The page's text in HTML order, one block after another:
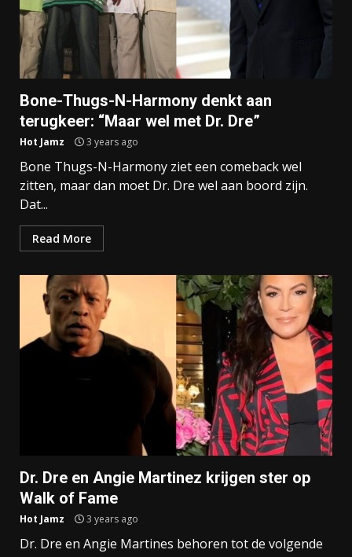
Bone-Thugs-N-Harmony denkt aan
terugkeer: “Maar wel met Dr. Dre”
Hot Jamz 3 years ago
Bone Thugs-N-Harmony ziet een comeback wel
zitten, maar dan moet Dr. Dre wel aan boord zijn.
Dat...
Read More
Dr. Dre en Angie Martinez krijgen ster op
Walk of Fame
Hot Jamz 3 years ago
Dr. Dre en Angie Martines behoren tot de volgende